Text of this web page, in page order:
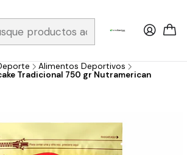
Fijo 6019251796 / Envios a todo el país y
Alimentos Deportivos
Tradicional 750 gr Nutramerican